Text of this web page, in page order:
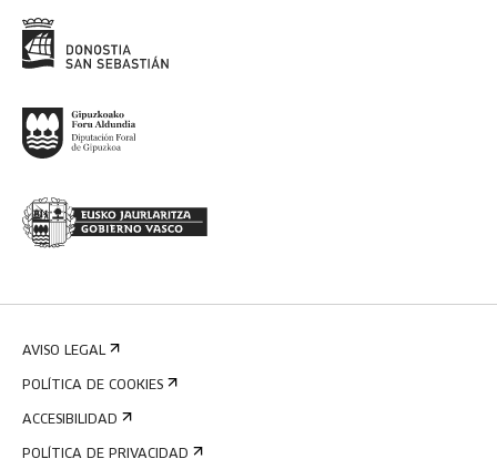
AVISO LEGAL
POLÍTICA DE COOKIES
ACCESIBILIDAD
POLÍTICA DE PRIVACIDAD